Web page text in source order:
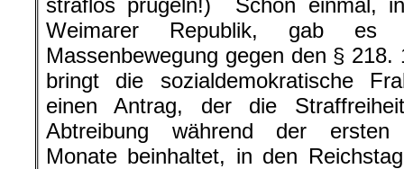
straflos prügeln!) Schon einmal,
Weimarer Republik, gab es
Massenbewegung gegen den § 218.
bringt die sozialdemokratische
einen Antrag, der die
Abtreibung während der ersten
Monate beinhaltet, in den